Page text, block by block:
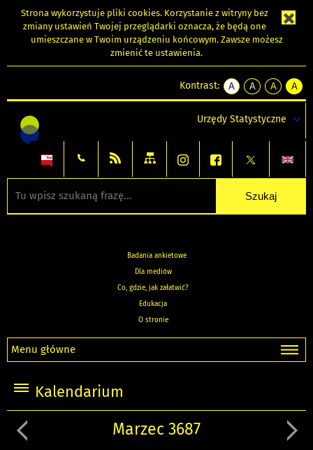
Strona wykorzystuje pliki cookies. Korzystanie z witryny bez
zmiany ustawień Twojej przeglądarki oznacza, że będą one
umieszczane w Twoim urządzeniu końcowym. Zawsze możesz
zmienić te ustawienia.
Kontrast:
A
kontrast
A
kontrast
tekst
czarnym
A
kontrast
tekst
czarnym
A
tekst
żółtym
Urzędy Statystyczne
Badania ankietowe
Dla mediów
Co, gdzie, jak załatwić?
Edukacja
O stronie
Menu główne
Kalendarium
Marzec 3687